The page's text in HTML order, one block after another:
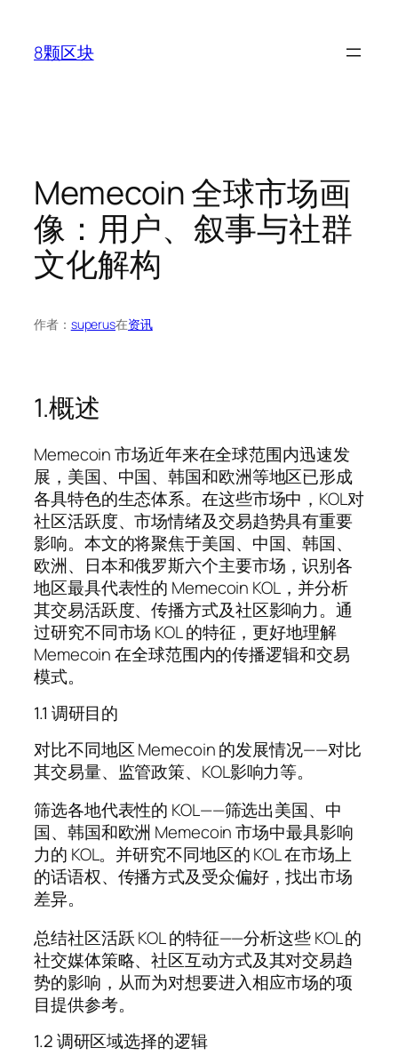
8颗区块
Memecoin 全球市场画
像：用户、叙事与社群
文化解构
作者： superus在资讯
1.概述
Memecoin 市场近年来在全球范围内迅速发
展，美国、中国、韩国和欧洲等地区已形成
各具特色的生态体系。在这些市场中，KOL对
社区活跃度、市场情绪及交易趋势具有重要
影响。本文的将聚焦于美国、中国、韩国、
欧洲、日本和俄罗斯六个主要市场，识别各
地区最具代表性的 Memecoin KOL，并分析
其交易活跃度、传播方式及社区影响力。通
过研究不同市场 KOL 的特征，更好地理解
Memecoin 在全球范围内的传播逻辑和交易
模式。
1.1 调研目的
对比不同地区 Memecoin 的发展情况——对比
其交易量、监管政策、KOL影响力等。
筛选各地代表性的 KOL——筛选出美国、中
国、韩国和欧洲 Memecoin 市场中最具影响
力的 KOL。并研究不同地区的 KOL 在市场上
的话语权、传播方式及受众偏好，找出市场
差异。
总结社区活跃 KOL 的特征——分析这些 KOL 的
社交媒体策略、社区互动方式及其对交易趋
势的影响，从而为对想要进入相应市场的项
目提供参考。
1.2 调研区域选择的逻辑